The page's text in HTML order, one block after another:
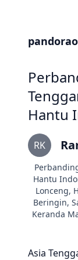
Hantu
RK
Hantu
Lonceng,
Beringin,
Keranda
Asia